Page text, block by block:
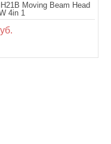
Moving Beam Head
4in 1